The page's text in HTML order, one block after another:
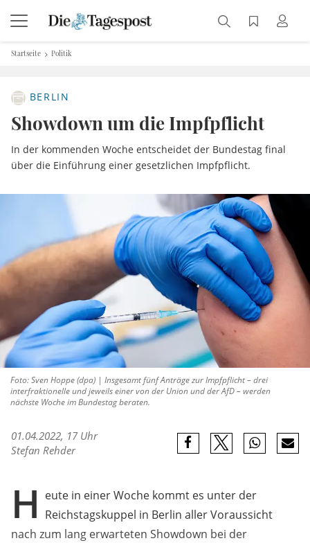
Startseite Politik
BERLIN
Showdown um die Impfpflicht
In der kommenden Woche entscheidet der Bundestag final
über die Einführung einer gesetzlichen Impfpflicht.
Foto: Sven Hoppe (dpa) | Insgesamt fünf Anträge zur Impfpflicht – drei
interfraktionelle und jeweils einer von der Union und der AfD – werden
nächste Woche im Bundestag beraten.
01.04.2022, 17 Uhr
Stefan Rehder
H eute in einer Woche kommt es unter der
Reichstagskuppel in Berlin aller Voraussicht
nach zum lang erwarteten Showdown bei der